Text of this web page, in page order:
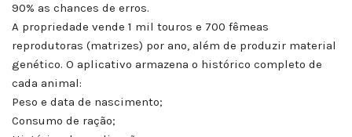
90% as chances de erros.
A propriedade vende 1 mil touros e 700 fêmeas
reprodutoras (matrizes) por ano, além de produzir material
genético. O aplicativo armazena o histórico completo de
cada animal:
Peso e data de nascimento;
Consumo de ração;